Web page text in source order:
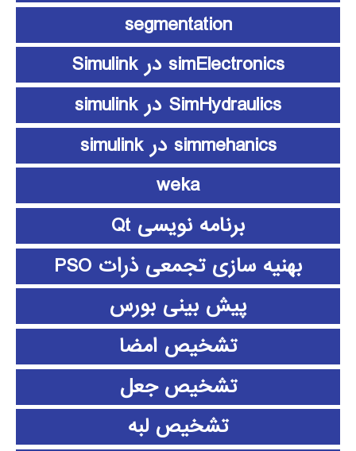
segmentation
simElectronics در Simulink
SimHydraulics در simulink
simmehanics در simulink
weka
برنامه نویسی Qt
بهنیه سازی تجمعی ذرات PSO
پیش بینی بورس
تشخیص امضا
تشخیص جعل
تشخیص لبه